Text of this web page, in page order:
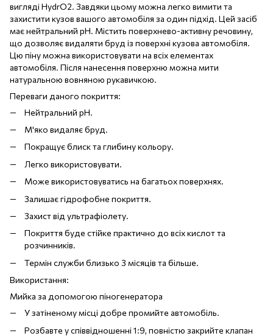
вигляді HydrO2. Завдяки цьому можна легко вимити та
захистити кузов вашого автомобіля за один підхід. Цей засіб
має нейтральний рН. Містить поверхнево-активну речовину,
що дозволяє видаляти бруд із поверхні кузова автомобіля.
Цю піну можна використовувати на всіх елементах
автомобіля. Після нанесення поверхню можна мити
натуральною вовняною рукавичкою.
Переваги даного покриття:
Нейтральний рН.
М'яко видаляє бруд.
Покращує блиск та глибину кольору.
Легко використовувати.
Може використовуватись на багатьох поверхнях.
Залишає гідрофобне покриття.
Захист від ультрафіолету.
Покриття буде стійке практично до всіх кислот та
розчинників.
Термін служби близько 3 місяців та більше.
Використання:
Мийка за допомогою піногенератора
У затіненому місці добре промийте автомобіль.
Розбавте у співвідношенні 1:9, повністю закрийте клапан